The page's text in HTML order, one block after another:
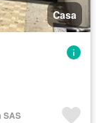
Casa
SAS